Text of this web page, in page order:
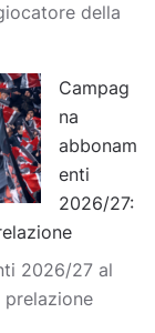
della
Campag
na
abbonam
enti
2026/27:
2026/27 al